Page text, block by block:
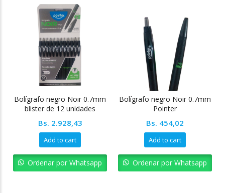
Bolígrafo negro Noir 0.7mm
blister de 12 unidades
Bs. 2.928,43
Add to cart
Ordenar por Whatsapp
Bolígrafo negro Noir 0.7mm
Pointer
Bs. 454,02
Add to cart
Ordenar por Whatsapp